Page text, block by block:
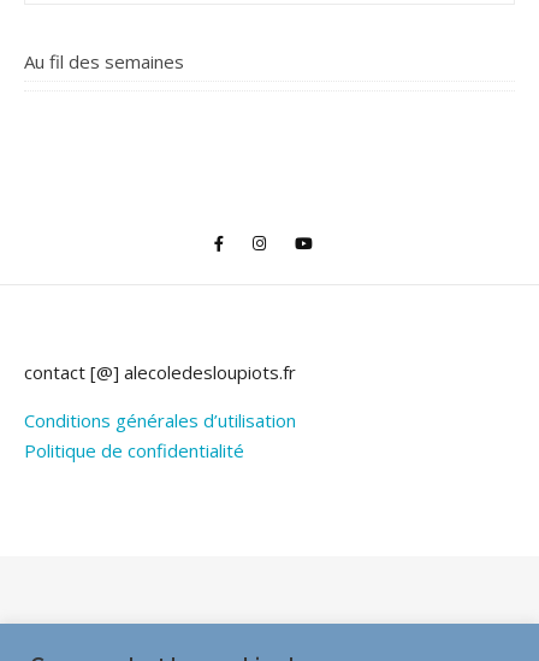
Au fil des semaines
contact [@] alecoledesloupiots.fr
Conditions générales d’utilisation
Politique de confidentialité